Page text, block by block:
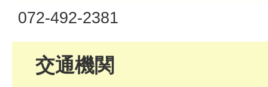
072-492-2381
交通機関